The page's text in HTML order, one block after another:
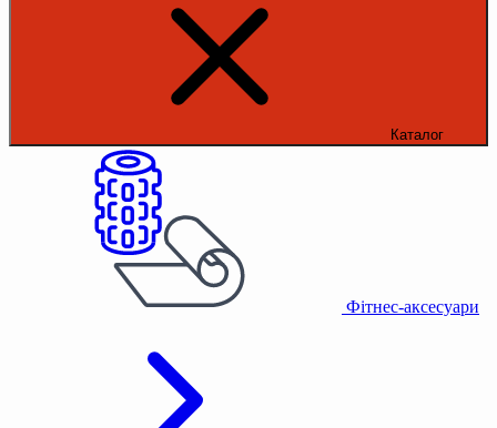
Каталог
Фітнес-аксесуари